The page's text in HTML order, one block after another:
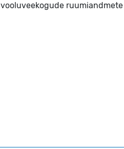
vooluveekogude